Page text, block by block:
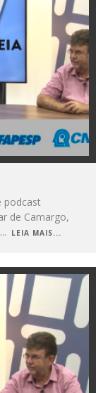
podcast
de Camargo,
... LEIA MAIS...